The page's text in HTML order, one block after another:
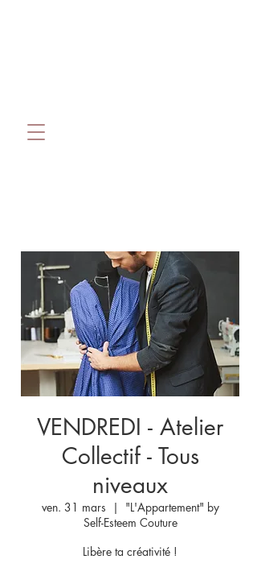
VENDREDI - Atelier
Collectif - Tous
niveaux
ven. 31 mars
  |
"L'Appartement" by
Self-Esteem Couture
Libère ta créativité !